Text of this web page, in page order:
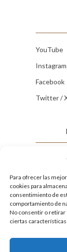
Para ofrecer las
cookies para
consentimiento de
comportamiento de
No consentir o retirar
ciertas
YouTube
Instagram
Facebook
Twitter /
Política
Política